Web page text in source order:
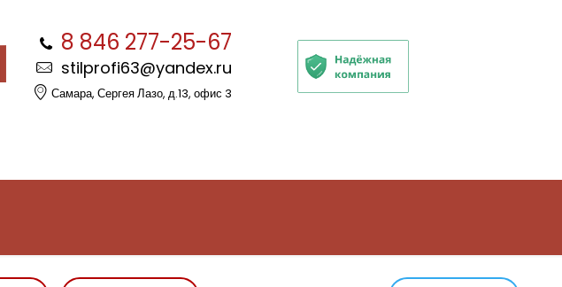
8 846 277-25-67
stilprofi63@yandex.ru
Самара, Сергея Лазо, д.13, офис 3